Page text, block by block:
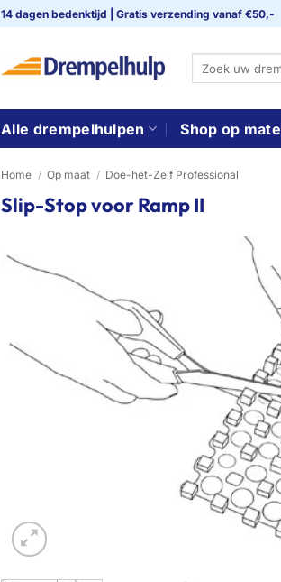
14 dagen bedenktijd | Gratis verzending vanaf €50,-
Alle drempelhulpen Shop op
Home / Op maat / Doe-het-Zelf Professional
Slip-Stop voor Ramp II